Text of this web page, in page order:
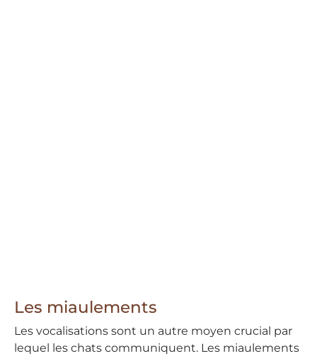
Les miaulements
Les vocalisations sont un autre moyen crucial par
lequel les chats communiquent. Les miaulements